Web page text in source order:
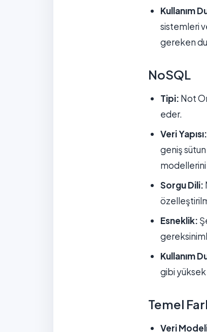
Kullanım
sistemleri
gereken
NoSQL
Tipi: Not
eder.
Veri Yapısı:
geniş
Sorgu Dili:
Esneklik:
Kullanım
gibi
Temel
Veri